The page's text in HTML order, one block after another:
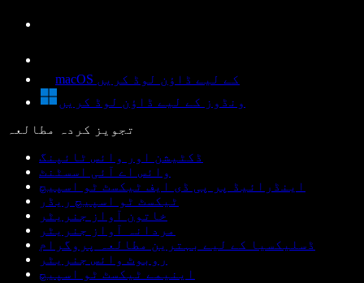
macOS کے لیے ڈاؤن لوڈ کریں
ونڈوز کے لیے ڈاؤن لوڈ کریں
تجویز کردہ مطالعہ
ڈکٹیشن اور وائس ٹائپنگ
وائس اے آئی اسسٹنٹ
اینڈرائیڈ پر پی ڈی ایف ٹیکسٹ ٹو اسپیچ
ٹیکسٹ ٹو اسپیچ ریڈر
خاتون آواز جنریٹر
مردانہ آواز جنریٹر
ڈسلیکسیا کے لیے بہترین مطالعہ پروگرام
روبوٹ وائس جنریٹر
اینیمے ٹیکسٹ ٹو اسپیچ